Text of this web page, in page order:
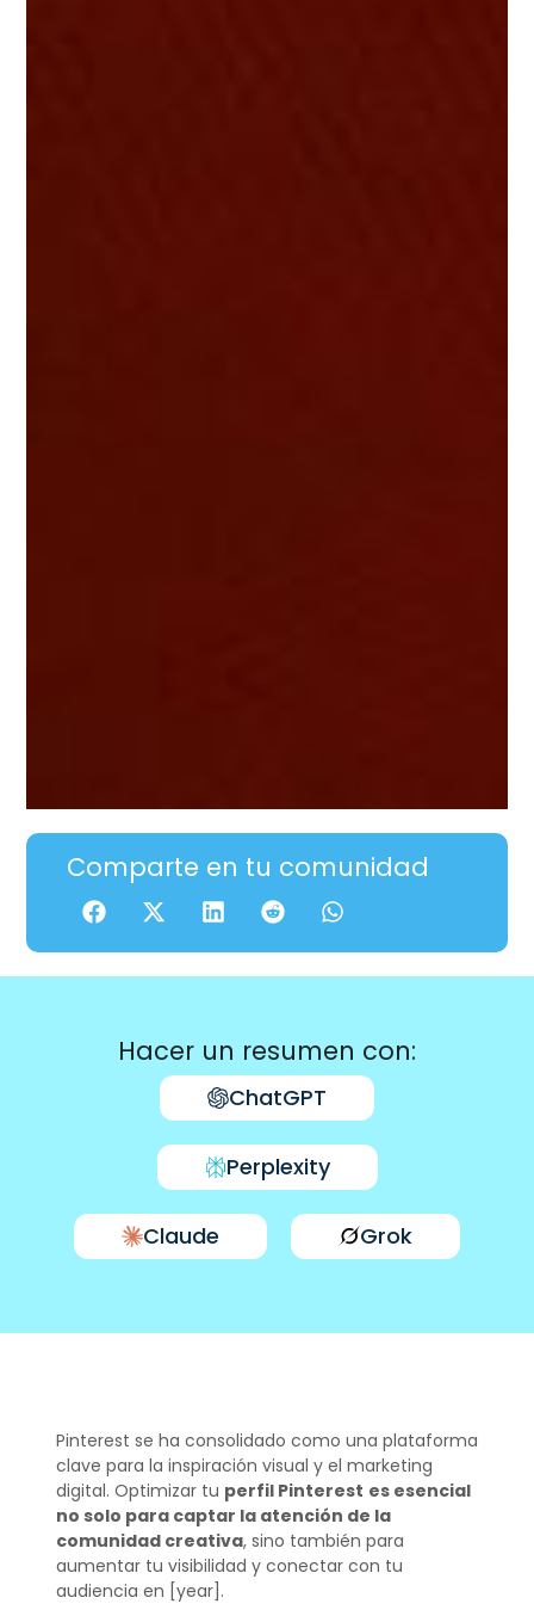
Comparte en tu comunidad
Hacer un resumen con:
ChatGPT
Perplexity
Claude Grok
Pinterest se ha consolidado como una plataforma
clave para la inspiración visual y el marketing
digital. Optimizar tu perfil Pinterest es esencial
no solo para captar la atención de la
comunidad creativa, sino también para
aumentar tu visibilidad y conectar con tu
audiencia en [year].